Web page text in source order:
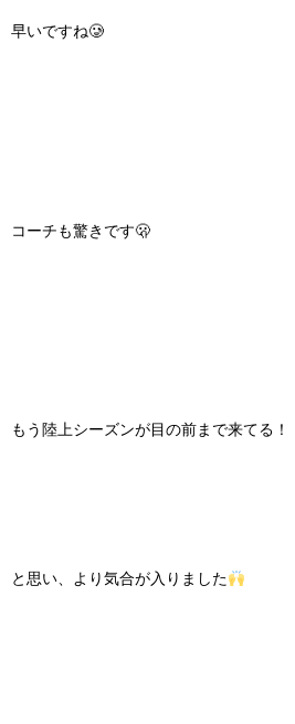
早いですね🥲
コーチも驚きです🫢
もう陸上シーズンが目の前まで来てる！
と思い、より気合が入りました